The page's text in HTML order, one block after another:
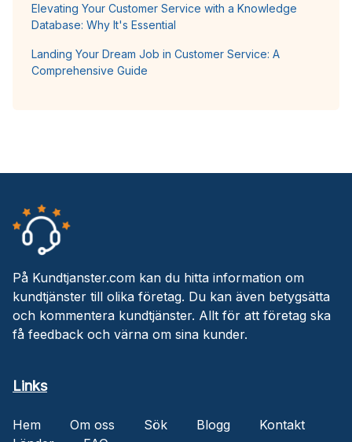
Elevating Your Customer Service with a Knowledge
Database: Why It's Essential
Landing Your Dream Job in Customer Service: A
Comprehensive Guide
På Kundtjanster.com kan du hitta information om
kundtjänster till olika företag. Du kan även betygsätta
och kommentera kundtjänster. Allt för att företag ska
få feedback och värna om sina kunder.
Links
Hem Om oss Sök Blogg
Kontakt